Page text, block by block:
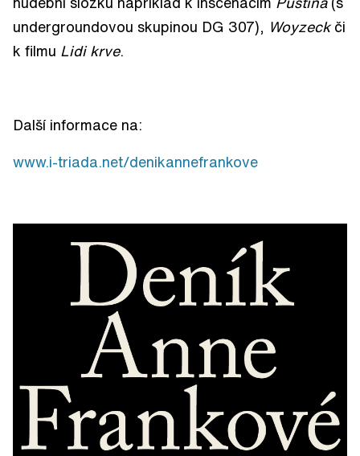
undergroundovou skupinou DG 307),
Woyzeckči
k filmu Lidi krve.
Další informace na:
www.i-triada.net/denikannefrankove